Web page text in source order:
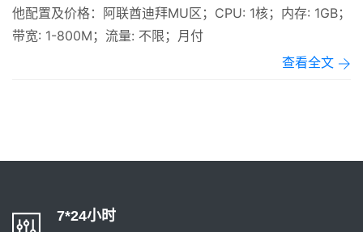
他配置及价格：阿联酋迪拜MU区；CPU: 1核；内存: 1GB；
带宽: 1-800M；流量: 不限；月付
查看全文
7*24小时